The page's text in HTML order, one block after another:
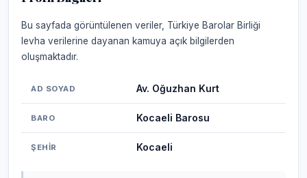
Bu sayfada görüntülenen veriler, Türkiye Barolar Birliği
levha verilerine dayanan kamuya açık bilgilerden
oluşmaktadır.
AD SOYAD Av. Oğuzhan Kurt
BARO Kocaeli Barosu
ŞEHIR Kocaeli